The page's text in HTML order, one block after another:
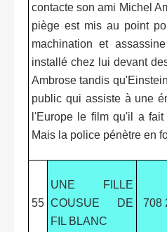
contacte son ami Michel
piège est mis au point
machination et
installé chez lui devant
Ambrose tandis
public qui assiste à une
l'Europe le film qu'il a
Mais la police pénètre en
55
UNE FILLE
COUSUE DE
FIL BLANC
708